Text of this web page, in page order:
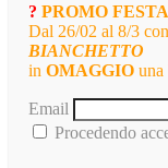
? PROMO
Dal 26/02 al 8/3
BIANCHETTO
in OMAGGIO
Email
Procedendo